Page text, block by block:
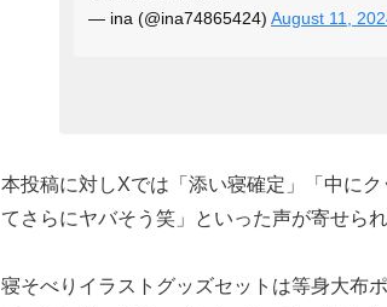
— ina (@ina74865424) August 11,
本投稿に対しXでは「添い寝確定」「中に
てさらにヤバそう笑」といった声が寄せられ
寝そべりイラストグッズセットは等身大布